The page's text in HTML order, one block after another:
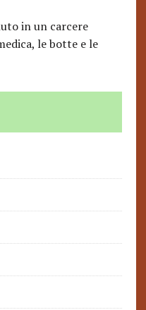
in un carcere
le botte e le